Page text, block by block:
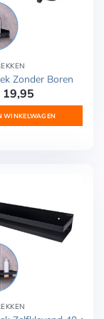
Zonder Boren
23,47.
19,95
€ 19,95.
WINKELWAGEN